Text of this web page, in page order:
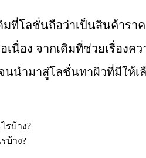
ที่โลชั่นถือว่าเป็นสินค้าร
อง จากเดิมที่ช่วยเรื่อง
จนนำมาสู่โลชั่นทาผิวที่มีใ
บ้าง?